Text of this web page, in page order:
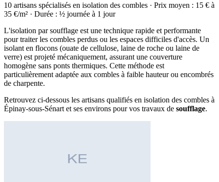
10 artisans spécialisés en isolation des combles · Prix moyen : 15 € à
35 €/m² · Durée : ½ journée à 1 jour
L'isolation par soufflage est une technique rapide et performante
pour traiter les combles perdus ou les espaces difficiles d'accès. Un
isolant en flocons (ouate de cellulose, laine de roche ou laine de
verre) est projeté mécaniquement, assurant une couverture
homogène sans ponts thermiques. Cette méthode est
particulièrement adaptée aux combles à faible hauteur ou encombrés
de charpente.
Retrouvez ci-dessous les artisans qualifiés en isolation des combles à
Épinay-sous-Sénart et ses environs pour vos travaux de soufflage.